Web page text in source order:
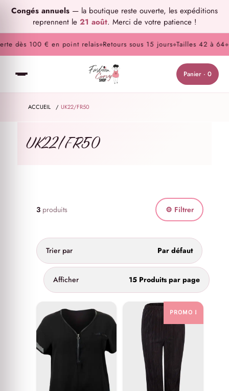
Congés annuels — la boutique reste ouverte, les expéditions
reprennent le 21 août. Merci de votre patience !
dès 100 € en point relais◆Retours sous 15 jours◆Tailles 42 à 64◆
Panier · 0
ACCUEIL / UK22/FR50
UK22/FR50
3produits ⚙ Filtrer
Trier par Par défaut
Afficher 15 Produits par page
PROMO !